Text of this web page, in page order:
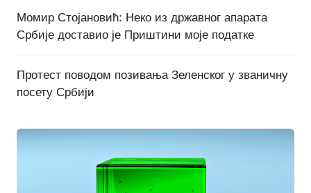
Момир Стојановић: Неко из државног апарата
Србије доставио је Приштини моје податке
Протест поводом позивања Зеленског у званичну
посету Србији